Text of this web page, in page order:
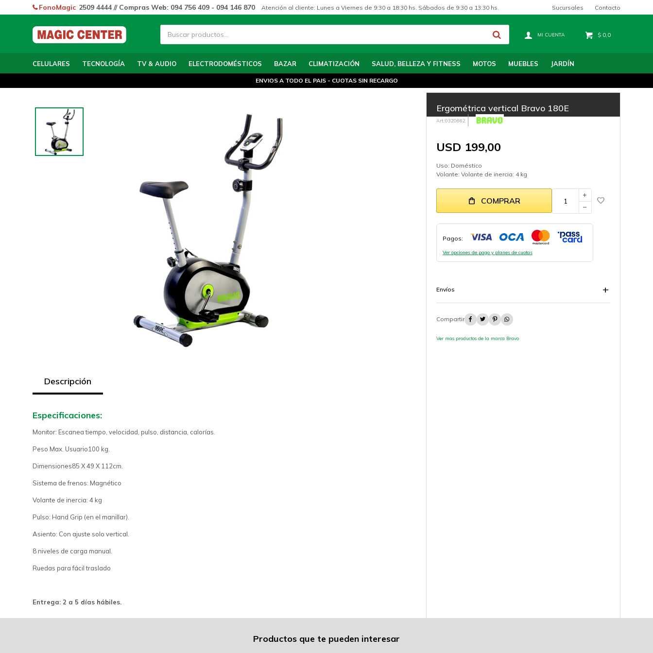
CELULARES TECNOLOGÍA TV & AUDIO ELECTRODOMÉSTICOS BAZAR CLIMATIZACIÓN SALUD, BELLEZA Y FITNESS MOTOS MUEBLES JARDÍN
$ 0,0
FonoMagic 2509 4444 // Compras Web: 094 756 409 - 094 146 870 Atención al cliente: Lunes a Viernes de 9:30 a 18:30 hs. Sábados de 9:30 a 13:30 hs. Sucursales Contacto
ENVIOS A TODO EL PAIS - CUOTAS SIN RECARGO
Ergométrica vertical Bravo 180E
0320662
USD 199,00
Uso: Doméstico
Volante: Volante de inercia: 4 kg
COMPRAR
add
remove
Pagos:
Ver opciones de pago y planes de cuotas
Envíos
   
Ver mas productos de la marca Bravo
Descripción
Especificaciones:
Monitor: Escanea tiempo, velocidad, pulso, distancia, calorías.
Peso Max. Usuario100 kg.
Dimensiones85 X 49 X 112cm.
Sistema de frenos: Magnético
Volante de inercia: 4 kg
Pulso: Hand Grip (en el manillar).
Asiento: Con ajuste solo vertical.
8 niveles de carga manual.
Ruedas para fácil traslado
Entrega: 2 a 5 días hábiles.
Productos que te pueden interesar